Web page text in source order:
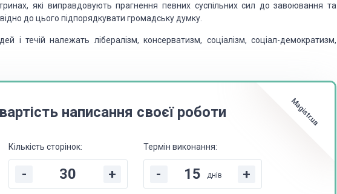
які виправдовують прагнення певних суспільнихсил до завоювання та
до цього підпорядкувати громадську думку.
і течій належать лібералізм, консерватизм, соціалізм, соціал-демократизм,
Magistr.ua
написання своєї роботи
Кількість сторінок:
- +
Термін виконання:
- днів +